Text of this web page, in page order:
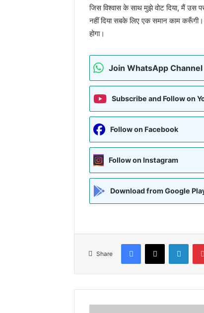
जिस विश्वास के साथ मुझे वोट दिया, मैं उस
नहीं दिया सबके लिए एक समान काम करूँगी।
होगा।
Join WhatsApp Channel
Subscribe and Follow on
Follow on Facebook
Follow on Instagram
Download from Google
Share
Facebook
X